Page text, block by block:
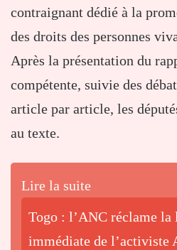
contraignant dédié à la
des droits des personnes
Après la présentation du
compétente, suivie des
article par article, les
au texte.
Lire la suite
Togo : l’ANC réclame la
immédiate de l’activiste